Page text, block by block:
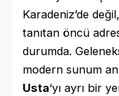
Karadeniz’de
tanıtan öncü
durumda.
modern sunum
Usta‘yı ayrı bir